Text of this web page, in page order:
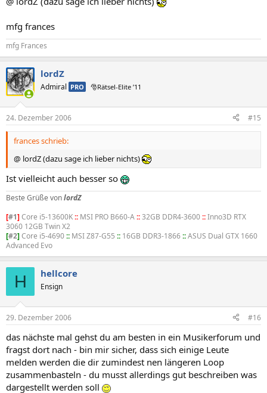
mfg frances
mfg Frances
lordZ
Admiral PRO 🎅Rätsel-Elite ’11
24. Dezember 2006 #15
frances schrieb:
@ lordZ (dazu sage ich lieber nichts)
Ist vielleicht auch besser so
Beste Grüße vonlordZ
[#1]Core i5-13600K:: MSI PRO B660-A::32GB DDR4-3600::Inno3D RTX
3060 12GB Twin X2
[#2]Core i5-4690:: MSI Z87-G55 :: 16GB DDR3-1866::ASUS Dual GTX 1660
Advanced Evo
H hellcore
Ensign
29. Dezember 2006 #16
das nächste mal gehst du am besten in ein Musikerforum und
fragst dort nach - bin mir sicher, dass sich einige Leute
melden werden die dir zumindest nen längeren Loop
zusammenbasteln - du musst allerdings gut beschreiben was
dargestellt werden soll